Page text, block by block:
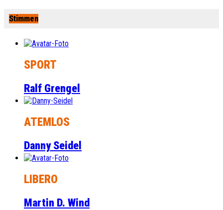
Stimmen
SPORT
Ralf Grengel
ATEMLOS
Danny Seidel
LIBERO
Martin D. Wind